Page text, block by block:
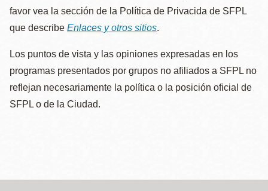
favor vea la sección de la Política de Privacida de SFPL
que describe Enlaces y otros sitios.
Los puntos de vista y las opiniones expresadas en los
programas presentados por grupos no afiliados a SFPL no
reflejan necesariamente la política o la posición oficial de
SFPL o de la Ciudad.